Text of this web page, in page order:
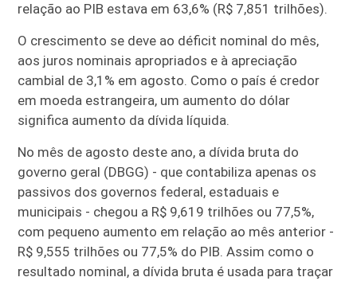
relação ao PIB estava em 63,6% (R$ 7,851 trilhões).
O crescimento se deve ao déficit nominal do mês,
aos juros nominais apropriados e à apreciação
cambial de 3,1% em agosto. Como o país é credor
em moeda estrangeira, um aumento do dólar
significa aumento da dívida líquida.
No mês de agosto deste ano, a dívida bruta do
governo geral (DBGG) - que contabiliza apenas os
passivos dos governos federal, estaduais e
municipais - chegou a R$ 9,619 trilhões ou 77,5%,
com pequeno aumento em relação ao mês anterior -
R$ 9,555 trilhões ou 77,5% do PIB. Assim como o
resultado nominal, a dívida bruta é usada para traçar